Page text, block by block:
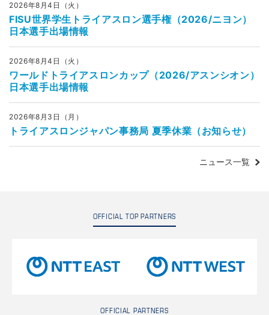
2026年8月4日（火）
FISU世界学生トライアスロン選手権（2026/ニヨン）
日本選手出場情報
2026年8月4日（火）
ワールドトライアスロンカップ（2026/アスンシオン）
日本選手出場情報
2026年8月3日（月）
トライアスロンジャパン事務局 夏季休業（お知らせ）
ニュース一覧
OFFICIAL TOP PARTNERS
OFFICIAL PARTNERS